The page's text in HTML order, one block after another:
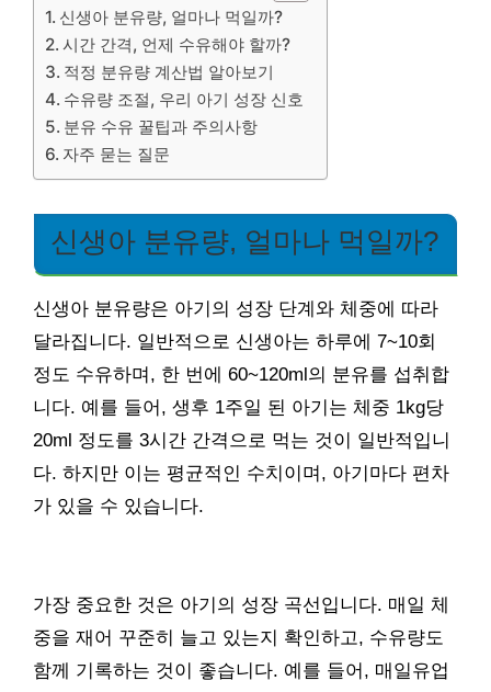
신생아 분유량, 얼마나 먹일까?
시간 간격, 언제 수유해야 할까?
적정 분유량 계산법 알아보기
수유량 조절, 우리 아기 성장 신호
분유 수유 꿀팁과 주의사항
자주 묻는 질문
신생아 분유량, 얼마나 먹일까?
신생아 분유량은 아기의 성장 단계와 체중에 따라
달라집니다. 일반적으로 신생아는 하루에 7~10회
정도 수유하며, 한 번에 60~120ml의 분유를 섭취합
니다. 예를 들어, 생후 1주일 된 아기는 체중 1kg당
20ml 정도를 3시간 간격으로 먹는 것이 일반적입니
다. 하지만 이는 평균적인 수치이며, 아기마다 편차
가 있을 수 있습니다.
가장 중요한 것은 아기의 성장 곡선입니다. 매일 체
중을 재어 꾸준히 늘고 있는지 확인하고, 수유량도
함께 기록하는 것이 좋습니다. 예를 들어, 매일유업